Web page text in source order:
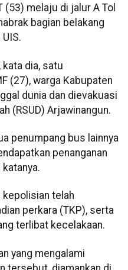
melaju di jalur A Tol
bagian belakang
dia, satu
(27), warga Kabupaten
dunia dan dievakuasi
(RSUD) Arjawinangun.
penumpang bus lainnya
penanganan
telah
perkara (TKP), serta
terlibat kecelakaan.
yang mengalami